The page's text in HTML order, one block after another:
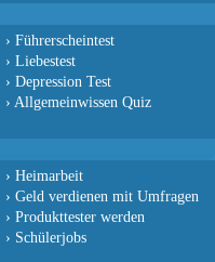
› Führerscheintest
› Liebestest
› Depression Test
› Allgemeinwissen Quiz
› Heimarbeit
› Geld verdienen mit Umfragen
› Produkttester werden
› Schülerjobs